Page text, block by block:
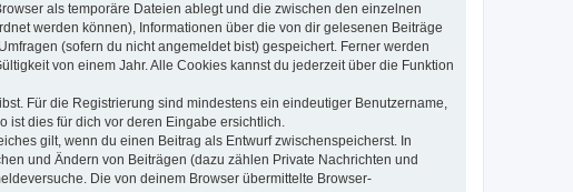
als temporäre Dateien ablegt und die zwischen den einzelnen
werden können), Informationen über die von dir gelesenen Beiträge
(sofern du nicht angemeldet bist) gespeichert. Ferner werden
von einem Jahr. Alle Cookies kannst du jederzeit über die Funktion
Für die Registrierung sind mindestens ein eindeutiger Benutzername,
ist dies für dich vor deren Eingabe ersichtlich.
gilt, wenn du einen Beitrag als Entwurf zwischenspeicherst. In
und Ändern von Beiträgen (dazu zählen Private Nachrichten und
Die von deinem Browser übermittelte Browser-